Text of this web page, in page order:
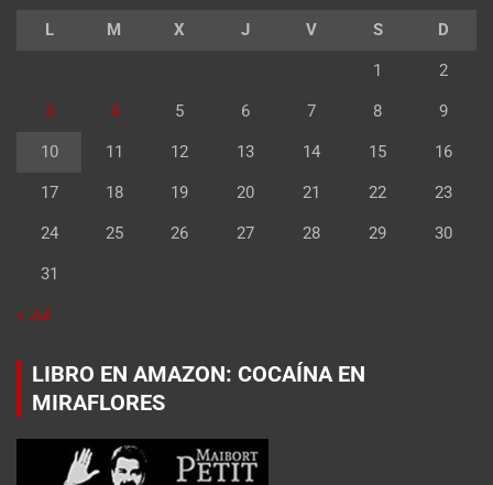
L M X J V S D
1 2
3 4 5 6 7 8 9
10 11 12 13 14 15 16
17 18 19 20 21 22 23
24 25 26 27 28 29 30
31
« Jul
LIBRO EN AMAZON: COCAÍNA EN
MIRAFLORES